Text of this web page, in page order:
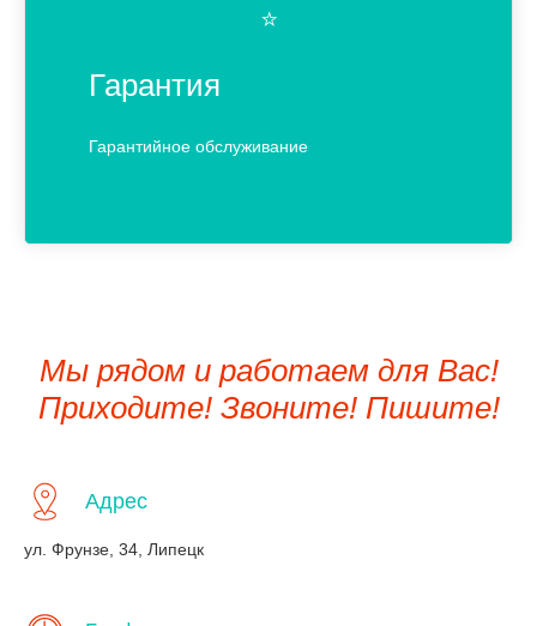
⭐️
Гарантия
Гарантийное обслуживание
Мы рядом и работаем для Вас!
Приходите! Звоните! Пишите!
Адрес
ул. Фрунзе, 34, Липецк